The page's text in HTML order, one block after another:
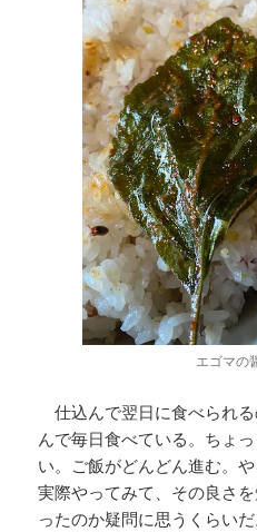
エゴマの
仕込んで翌日に食べられ
んで毎日食べている。ちょ
い。ご飯がどんどん進む。
実際やってみて、その良さ
ったのか疑問に思うくらいだ